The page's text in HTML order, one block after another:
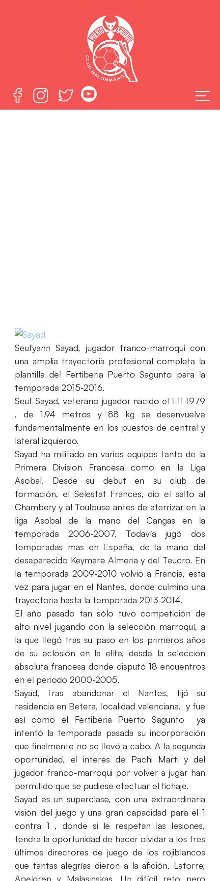
Seufyann Sayad, jugador franco-marroqui con
una amplia trayectoria profesional completa la
plantilla del Fertiberia Puerto Sagunto para la
temporada 2015-2016.
Seuf Sayad, veterano jugador nacido el 1-11-1979
, de 1.94 metros y 88 kg se desenvuelve
fundamentalmente en los puestos de central y
lateral izquierdo.
Sayad ha militado en varios equipos tanto de la
Primera Division Francesa como en la Liga
Asobal. Desde su debut en su club de
formación, el Selestat Frances, dio el salto al
Chambery y al Toulouse antes de aterrizar en la
liga Asobal de la mano del Cangas en la
temporada 2006-2007. Todavía jugó dos
temporadas mas en España, de la mano del
desaparecido Keymare Almeria y del Teucro. En
la temporada 2009-2010 volvio a Francia, esta
vez para jugar en el Nantes, donde culmino una
trayectoria hasta la temporada 2013-2014.
El año pasado tan sólo tuvo competición de
alto nivel jugando con la selección marroquí, a
la que llegó tras su paso en los primeros años
de su eclosión en la elite, desde la selección
absoluta francesa donde disputó 18 encuentros
en el periodo 2000-2005.
Sayad, tras abandonar el Nantes, fijó su
residencia en Betera, localidad valenciana, y fue
así como el Fertiberia Puerto Sagunto ya
intentó la temporada pasada su incorporación
que finalmente no se llevó a cabo. A la segunda
oportunidad, el interés de Pachi Marti y del
jugador franco-marroqui por volver a jugar han
permitido que se pudiese efectuar el fichaje.
Sayad es un superclase, con una extraordinaria
visión del juego y una gran capacidad para el 1
contra 1 , donde si le respetan las lesiones,
tendrá la oportunidad de hacer olvidar a los tres
últimos directores de juego de los rojiblancos
que tantas alegrías dieron a la afición, Latorre,
Apelgren y Malasinskas. Un difícil reto pero